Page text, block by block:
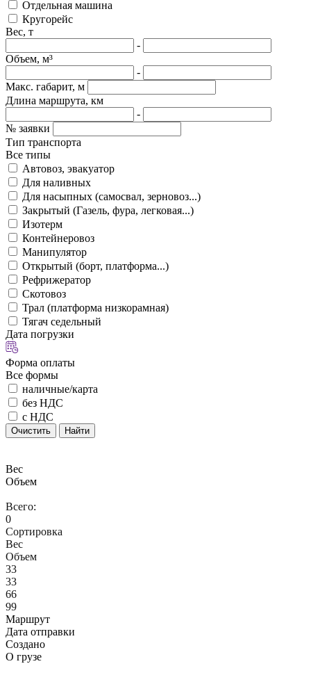
Отдельная машина
Кругорейс
Вес, т
-
Объем, м³
-
Макс. габарит, м
Длина маршрута, км
-
№ заявки
Тип транспорта
Все типы
Автовоз, эвакуатор
Для наливных
Для насыпных (самосвал, зерновоз...)
Закрытый (Газель, фура, легковая...)
Изотерм
Контейнеровоз
Манипулятор
Открытый (борт, платформа...)
Рефрижератор
Скотовоз
Трал (платформа низкорамная)
Тягач седельный
Дата погрузки
Форма оплаты
Все формы
наличные/карта
без НДС
с НДС
Очистить Найти
Вес
Объем
Всего:
0
Сортировка
Вес
Объем
33
33
66
99
Маршрут
Дата отправки
Создано
О грузе